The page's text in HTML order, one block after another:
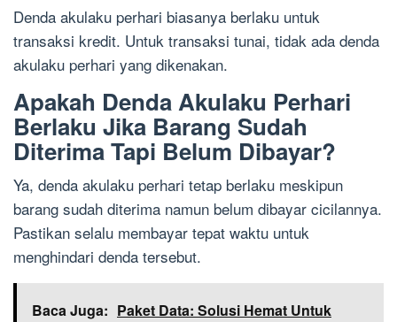
Denda akulaku perhari biasanya berlaku untuk
transaksi kredit. Untuk transaksi tunai, tidak ada denda
akulaku perhari yang dikenakan.
Apakah Denda Akulaku Perhari
Berlaku Jika Barang Sudah
Diterima Tapi Belum Dibayar?
Ya, denda akulaku perhari tetap berlaku meskipun
barang sudah diterima namun belum dibayar cicilannya.
Pastikan selalu membayar tepat waktu untuk
menghindari denda tersebut.
Baca Juga: Paket Data: Solusi Hemat Untuk